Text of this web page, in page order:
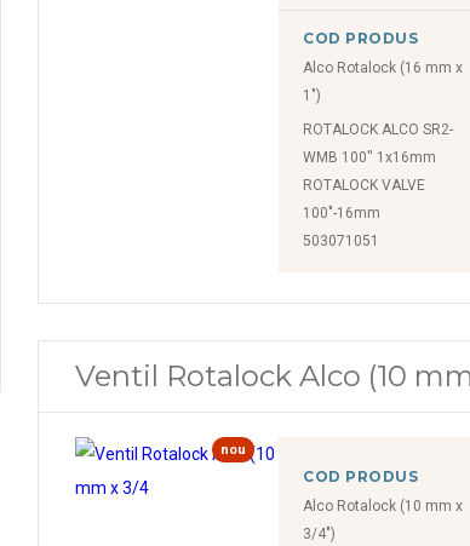
COD PRODUS
Alco Rotalock (16 mm x
1")
ROTALOCK ALCO SR2-
WMB 100'' 1x16mm
ROTALOCK VALVE
100"-16mm
503071051
Ventil Rotalock Alco (10
nou
COD PRODUS
Alco Rotalock (10 mm x
3/4")